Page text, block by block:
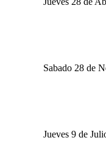
Sabado 28 de
Jueves 9 de